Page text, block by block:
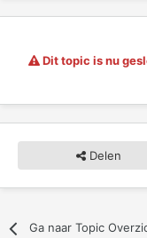
Dit topic is nu
Delen
Ga naar Topic